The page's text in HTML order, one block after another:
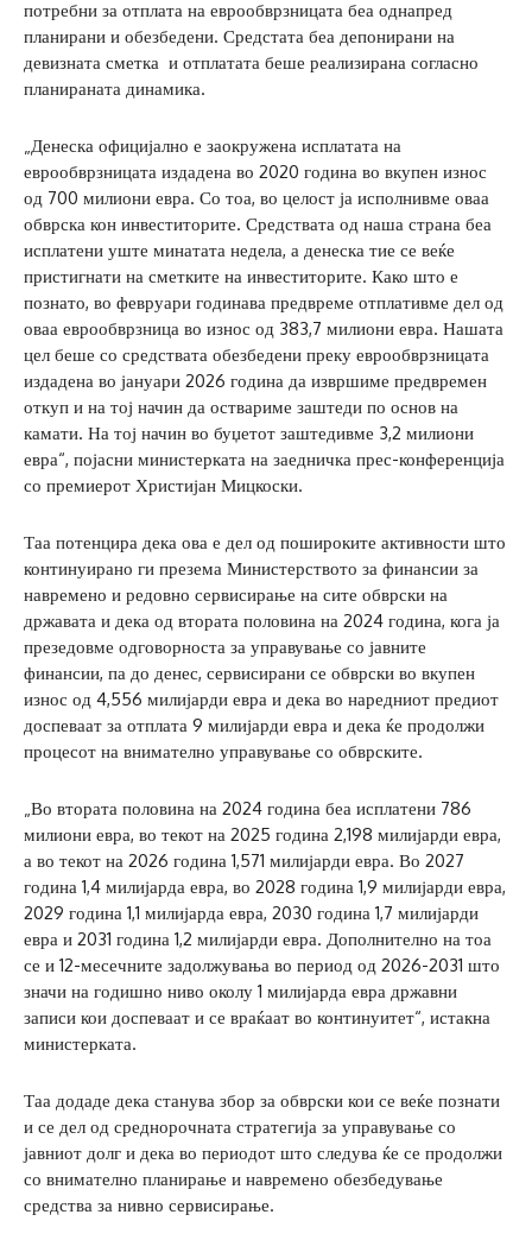
потребни за отплата на еврообврзницата беа однапред
планирани и обезбедени. Средстата беа депонирани на
девизната сметка и отплатата беше реализирана согласно
планираната динамика.
„Денеска официјално е заокружена исплатата на
еврообврзницата издадена во 2020 година во вкупен износ
од 700 милиони евра. Со тоа, во целост ја исполнивме оваа
обврска кон инвеститорите. Средствата од наша страна беа
исплатени уште минатата недела, а денеска тие се веќе
пристигнати на сметките на инвеститорите. Како што е
познато, во февруари годинава предвреме отплативме дел од
оваа еврообврзница во износ од 383,7 милиони евра. Нашата
цел беше со средствата обезбедени преку еврообврзницата
издадена во јануари 2026 година да извршиме предвремен
откуп и на тој начин да оствариме заштеди по основ на
камати. На тој начин во буџетот заштедивме 3,2 милиони
евра“, појасни министерката на заедничка прес-конференција
со премиерот Христијан Мицкоски.
Таа потенцира дека ова е дел од пошироките активности што
континуирано ги презема Министерството за финансии за
навремено и редовно сервисирање на сите обврски на
државата и дека од втората половина на 2024 година, кога ја
презедовме одговорноста за управување со јавните
финансии, па до денес, сервисирани се обврски во вкупен
износ од 4,556 милијарди евра и дека во наредниот предиот
доспеваат за отплата 9 милијарди евра и дека ќе продолжи
процесот на внимателно управување со обврските.
„Во втората половина на 2024 година беа исплатени 786
милиони евра, во текот на 2025 година 2,198 милијарди евра,
а во текот на 2026 година 1,571 милијарди евра. Во 2027
година 1,4 милијарда евра, во 2028 година 1,9 милијарди евра,
2029 година 1,1 милијарда евра, 2030 година 1,7 милијарди
евра и 2031 година 1,2 милијарди евра. Дополнително на тоа
се и 12-месечните задолжувања во период од 2026-2031 што
значи на годишно ниво околу 1 милијарда евра државни
записи кои доспеваат и се враќаат во континуитет“, истакна
министерката.
Таа додаде дека станува збор за обврски кои се веќе познати
и се дел од среднорочната стратегија за управување со
јавниот долг и дека во периодот што следува ќе се продолжи
со внимателно планирање и навремено обезбедување
средства за нивно сервисирање.